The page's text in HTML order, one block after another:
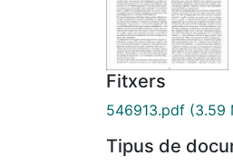
Fitxers
546913.pdf (3.59
Tipus de